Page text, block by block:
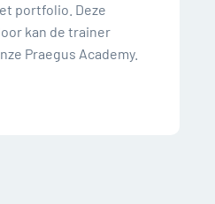
portfolio. Deze
kan de trainer
Praegus Academy.